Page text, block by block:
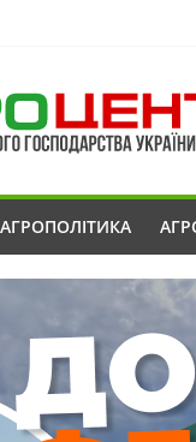
АГРОПОЛІТИКА